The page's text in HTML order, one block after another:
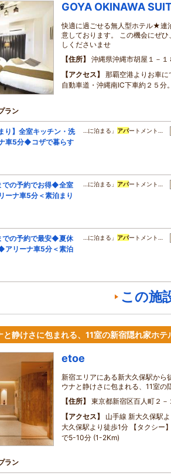
GOYA OKINAWA
快適に過ごせる無人型ホテル★連
意しております。 この機会にぜ
しくださいませ
住所
沖縄県沖縄市胡屋１－１
アクセス
那覇空港よりお車
自動車道・沖縄南IC下車約２５分
ラン
り】全室キッチン・洗
車5分◆コザで暮らす
…に泊まる」 アパートメント…
での予約でお得◆全室
ーナ車5分＜素泊まり
…に泊まる」 アパートメント…
での予約で最安◆夏休
アリーナ車5分＜素泊
…に泊まる」 アパートメント…
この施
と静けさに包まれる、11室の新宿隠れ家ホテ
etoe
新宿エリアにある新大久保駅から
ウナと静けさに包まれる、11室の
住所
東京都新宿区百人町２－
アクセス
山手線 新大久保駅
大久保駅より徒歩1分 【タクシー
で5-10分 (1-2Km)
ラン